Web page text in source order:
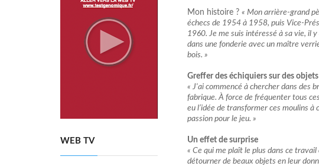
WEB TV
Mon histoire ? « Mon arrière-grand
échecs de 1954 à 1958, puis Vice-
1960. Je me suis intéressé à sa vie, il
dans une fonderie avec un maître
bois. »
Greffer des échiquiers sur des objets
« J'ai commencé à chercher dans des
fabrique. À force de fréquenter tous
eu l’idée de transformer ces moulins
passion pour le jeu. »
Un effet de surprise
« Ce qui me plaît le plus dans ce
détourner de beaux objets en leur